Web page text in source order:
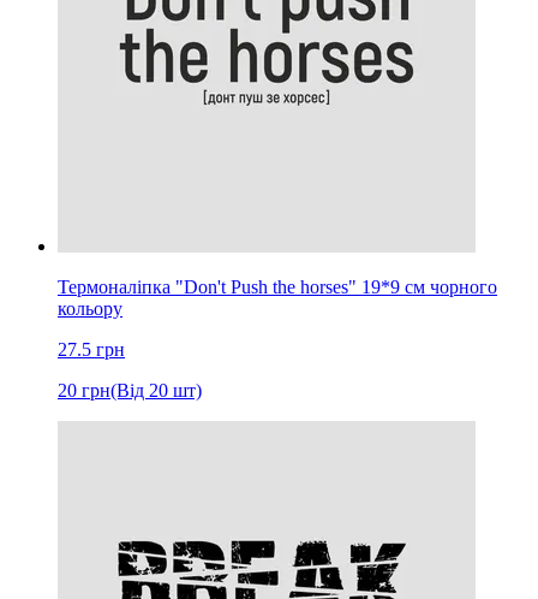
Термоналіпка "Don't Push the horses" 19*9 см чорного
кольору
27.5 грн
20 грн(Від 20 шт)